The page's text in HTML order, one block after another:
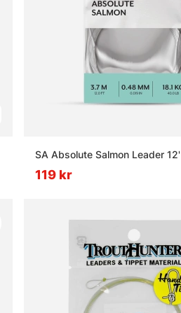
SA Absolute Salmon Leader 12'
119 kr